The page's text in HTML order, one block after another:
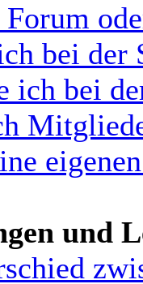
bei der
ich bei
und